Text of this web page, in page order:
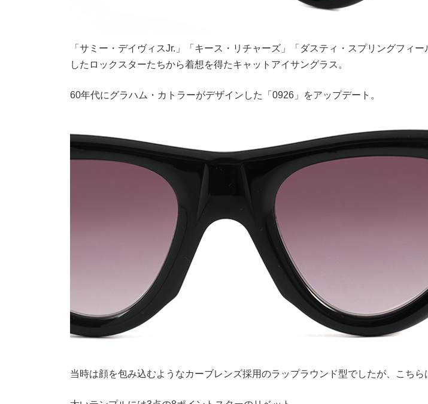
「サミー・デイヴィスJr.」「キース・リチャーズ」「ダスティ・スプリングフィ
したロックスターたちから着想を得たキャットアイサングラス。
60年代にグラハム・カトラーがデザインした「0926」をアップデート。
当時は顔を包み込むようなカーブレンズ採用のラップラウンド型でしたが、こちら